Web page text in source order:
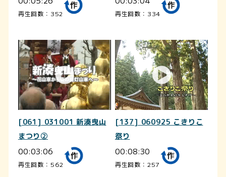
再生回数：352 再生回数：334
[061] 031001 新湊曳山
まつり②
00:03:06
再生回数：562
[137] 060925 こきりこ
祭り
00:08:30
再生回数：257